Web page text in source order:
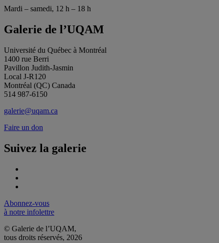
Mardi – samedi, 12 h – 18 h
Galerie de l’UQAM
Université du Québec à Montréal
1400 rue Berri
Pavillon Judith-Jasmin
Local J-R120
Montréal (QC) Canada
514 987-6150
galerie@uqam.ca
Faire un don
Suivez la galerie
Abonnez-vous
à notre infolettre
© Galerie de l’UQAM,
tous droits réservés, 2026